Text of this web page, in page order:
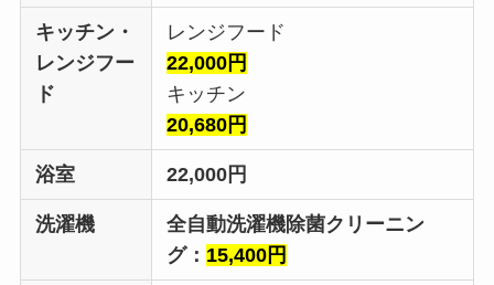
キッチン・
レンジフー
ド
レンジフード
22,000円
キッチン
20,680円
浴室 22,000円
洗濯機
全自動洗濯機除菌クリーニン
グ： 15,400円